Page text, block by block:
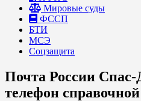
Мировые суды
ФССП
БТИ
МСЭ
Соцзащита
Почта России Спас-
телефон справочной